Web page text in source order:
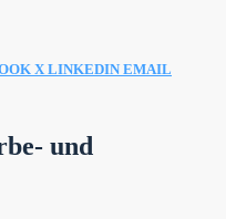
X LINKEDIN EMAIL
und